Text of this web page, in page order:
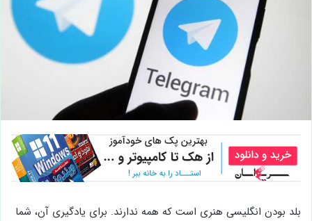
بلد بودن انگلیسی هنری است که همه ندارند. برای یادگیری آن، شما